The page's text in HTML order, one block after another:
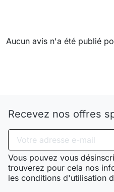
Aucun avis n'a été publié
Recevez nos offres
Vous pouvez vous
trouverez pour cela nos
les conditions d'utilisation